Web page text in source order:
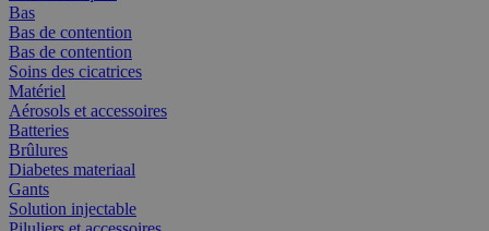
Bas
Bas de contention
Bas de contention
Soins des cicatrices
Matériel
Aérosols et accessoires
Batteries
Brûlures
Diabetes materiaal
Gants
Solution injectable